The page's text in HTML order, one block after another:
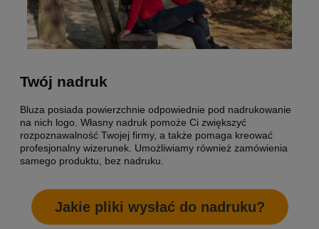
Twój nadruk
Bluza posiada powierzchnie odpowiednie pod nadrukowanie
na nich logo. Własny nadruk pomoże Ci zwiększyć
rozpoznawalność Twojej firmy, a także pomaga kreować
profesjonalny wizerunek. Umożliwiamy również zamówienia
samego produktu, bez nadruku.
Jakie pliki wysłać do nadruku?